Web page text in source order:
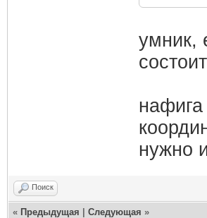
умник,
нужно
Поиск
« Предыдущая Следующая »